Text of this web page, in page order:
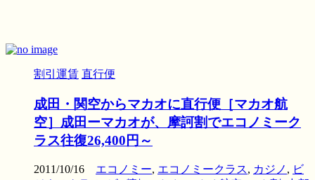
割引運賃 直行便
成田・関空からマカオに直行便［マカオ航
空］成田ーマカオが、摩訶割でエコノミーク
ラス往復26,400円～
2011/10/16 エコノミー, エコノミークラス, カジノ , ビ